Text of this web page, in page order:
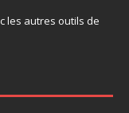
les autres outils de